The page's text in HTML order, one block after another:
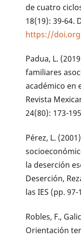
de cuatro
18(19): 39-64.
https://
Padua, L.
familiares
académico en
Revista
24(80): 173-
Pérez, L.
la deserción
Deserción,
las IES (pp.
Robles, F.,
Orientación